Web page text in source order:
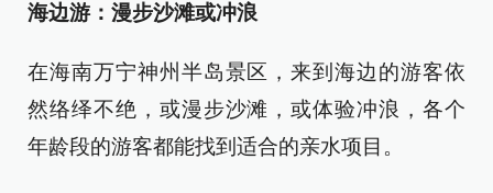
海边游：漫步沙滩或冲浪
在海南万宁神州半岛景区，来到海边的游客依
然络绎不绝，或漫步沙滩，或体验冲浪，各个
年龄段的游客都能找到适合的亲水项目。